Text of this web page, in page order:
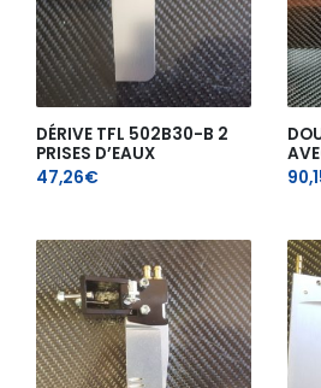
DÉRIVE TFL 502B30-B 2
PRISES D’EAUX
47,26€